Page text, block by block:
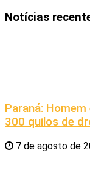
Notícias
Paraná:
300 quilos de
7 de agosto de